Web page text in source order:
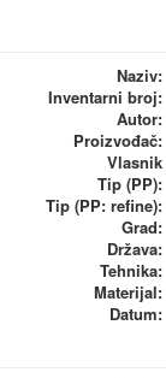
Naziv:
Inventarni broj:
Autor:
Proizvođač:
Vlasnik
Tip (PP):
Tip (PP: refine):
Grad:
Država:
Tehnika:
Materijal:
Datum: